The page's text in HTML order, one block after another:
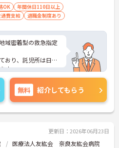
OK
年間休日110日以上
費支給 退職金制度あり
域密着型の救急指定
おり、託児所は日
す。
にお問い合わせくだ
無料 紹介してもらう
更新日：2026年06月23日
医療法人友紘会 奈良友紘会病院